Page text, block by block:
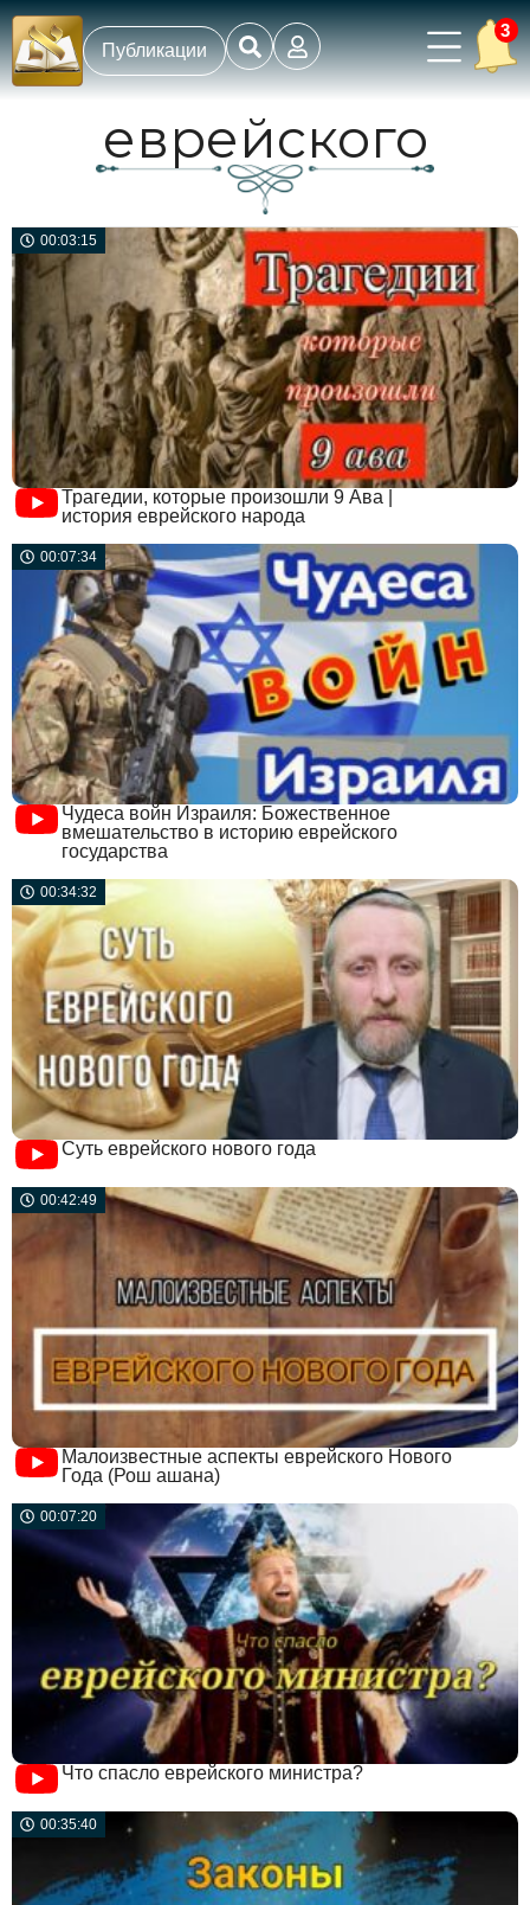
Публикации
3
еврейского
00:03:15
Трагедии, которые произошли 9 Ава |
история еврейского народа
00:07:34
Чудеса войн Израиля: Божественное
вмешательство в историю еврейского
государства
00:34:32
Суть еврейского нового года
00:42:49
Малоизвестные аспекты еврейского Нового
Года (Рош ашана)
00:07:20
Что спасло еврейского министра?
00:35:40